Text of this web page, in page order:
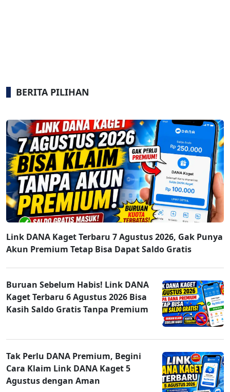
BERITA PILIHAN
Link DANA Kaget Terbaru 7 Agustus 2026, Gak Punya
Akun Premium Tetap Bisa Dapat Saldo Gratis
Buruan Sebelum Habis! Link DANA
Kaget Terbaru 6 Agustus 2026 Bisa
Kasih Saldo Gratis Tanpa Premium
Tak Perlu DANA Premium, Begini
Cara Klaim Link DANA Kaget 5
Agustus dengan Aman